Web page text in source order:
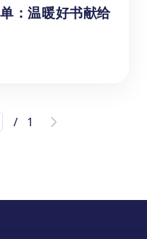
：温暖好书献给
：温暖好书献给
/ 1